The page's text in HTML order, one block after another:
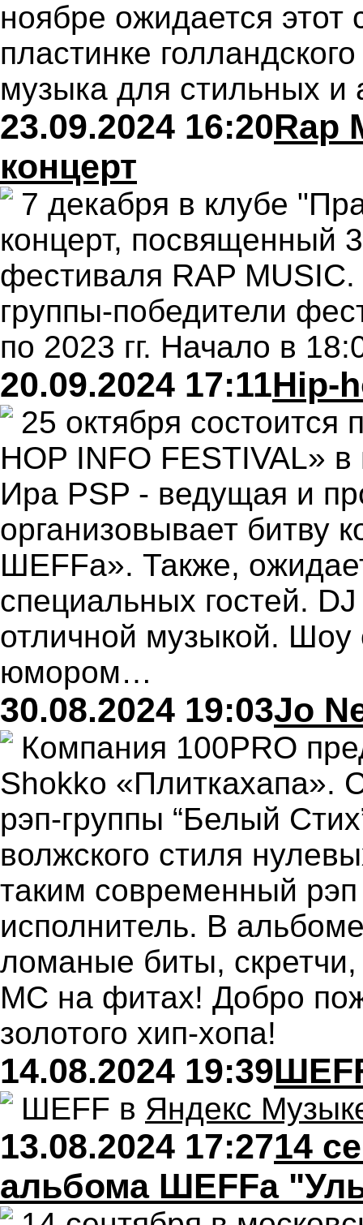
ноябре ожидается этот
пластинке
музыка для стильных и
23.09.2024 16:20Rap
концерт
7 декабря в клубе
концерт, посвященный
фестиваля RAP
группы-победители
по 2023 гг. Начало в
20.09.2024 17:11Hip-
25 октября
HOP INFO FESTIVAL»
Ира PSP - ведущая и
организовывает битву
ШЕFFa». Также,
специальных гостей.
отличной музыкой. Шоу
юмором…
30.08.2024 19:03Jo
Компания 100PRO
Shokko «Плиткахапа».
рэп-группы “Белый
волжского стиля
таким современный
исполнитель. В
ломаные биты,
МС на фитах! Добро
золотого хип-хопа!
14.08.2024 19:39
ШЕFF в Яндекс
13.08.2024 17:2714
альбома ШЕFFa